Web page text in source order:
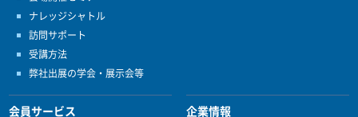
ナレッジシャトル
訪問サポート
受講方法
弊社出展の学会・展示会等
会員サービス 企業情報